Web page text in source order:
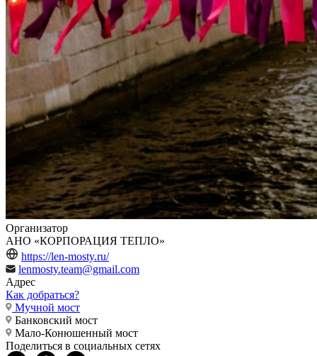
Организатор
АНО «КОРПОРАЦИЯ ТЕПЛО»
https://len-mosty.ru/
lenmosty.team@gmail.com
Адрес
Как добраться?
Мучной мост
Банковский мост
Мало-Конюшенный мост
Поделиться в социальных сетях